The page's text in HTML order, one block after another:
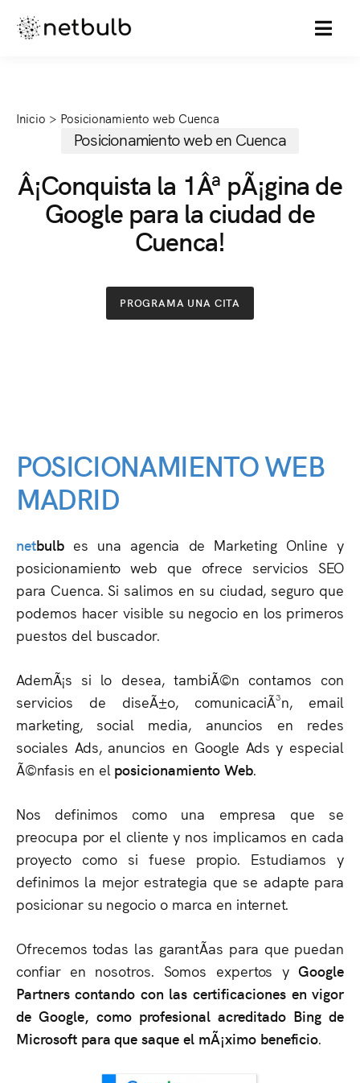
MENU
Inicio > Posicionamiento web Cuenca
Posicionamiento web en Cuenca
Â¡Conquista la 1Âª pÃ¡gina de
Google para la ciudad de
Cuenca!
PROGRAMA UNA CITA
POSICIONAMIENTO WEB
MADRID
netbulbes una agencia de Marketing Online y
posicionamiento web que ofrece servicios SEO
para Cuenca. Si salimos en su ciudad, seguro que
podemos hacer visible su negocio en los primeros
puestos del buscador.
AdemÃ¡s si lo desea, tambiÃ©n contamos con
servicios de diseÃ±o, comunicaciÃ³n, email
marketing, social media, anuncios en redes
sociales Ads, anuncios en Google Ads y especial
Ã©nfasis en el posicionamiento Web.
Nos definimos como una empresa que se
preocupa por el cliente y nos implicamos en cada
proyecto como si fuese propio. Estudiamos y
definimos la mejor estrategia que se adapte para
posicionar su negocio o marca en internet.
Ofrecemos todas las garantÃ­as para que puedan
confiar en nosotros. Somos expertos yGoogle
Partners contando con las certificaciones en vigor
de Google, como profesional acreditado Bing de
Microsoft para que saque el mÃ¡ximo beneficio.